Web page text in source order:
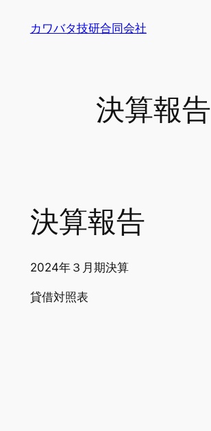
カワバタ技研合同会社
決算報告
決算報告
2024年３月期決算
貸借対照表